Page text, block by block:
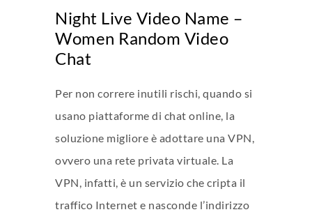
Night Live Video Name –
Women Random Video
Chat
Per non correre inutili rischi, quando si
usano piattaforme di chat online, la
soluzione migliore è adottare una VPN,
ovvero una rete privata virtuale. La
VPN, infatti, è un servizio che cripta il
traffico Internet e nasconde l’indirizzo